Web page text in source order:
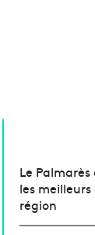
Le
les
région